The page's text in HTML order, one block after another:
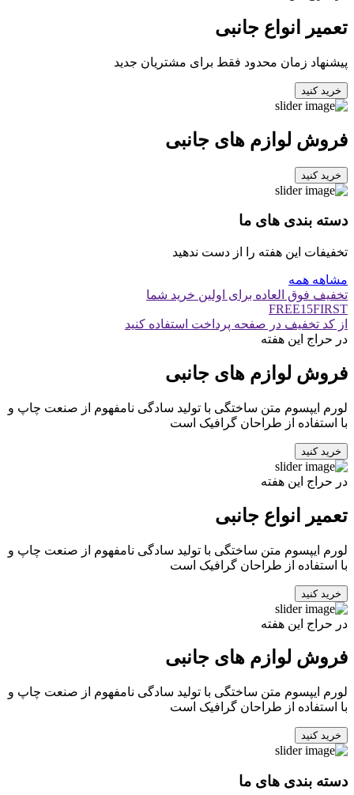
تعمیر انواع جانبی
پیشنهاد زمان محدود فقط برای مشتریان جدید
خرید کنید
فروش لوازم های جانبی
خرید کنید
دسته بندی های ما
تخفیفات این هفته را از دست ندهید
مشاهه همه
تخفیف فوق العاده برای اولین خرید شما
FREE15FIRST
از کد تخفیف در صفحه پرداخت استفاده کنید
در حراج این هفته
فروش لوازم های جانبی
لورم ایپسوم متن ساختگی با تولید سادگی نامفهوم از صنعت چاپ و
با استفاده از طراحان گرافیک است
خرید کنید
در حراج این هفته
تعمیر انواع جانبی
لورم ایپسوم متن ساختگی با تولید سادگی نامفهوم از صنعت چاپ و
با استفاده از طراحان گرافیک است
خرید کنید
در حراج این هفته
فروش لوازم های جانبی
لورم ایپسوم متن ساختگی با تولید سادگی نامفهوم از صنعت چاپ و
با استفاده از طراحان گرافیک است
خرید کنید
دسته بندی های ما